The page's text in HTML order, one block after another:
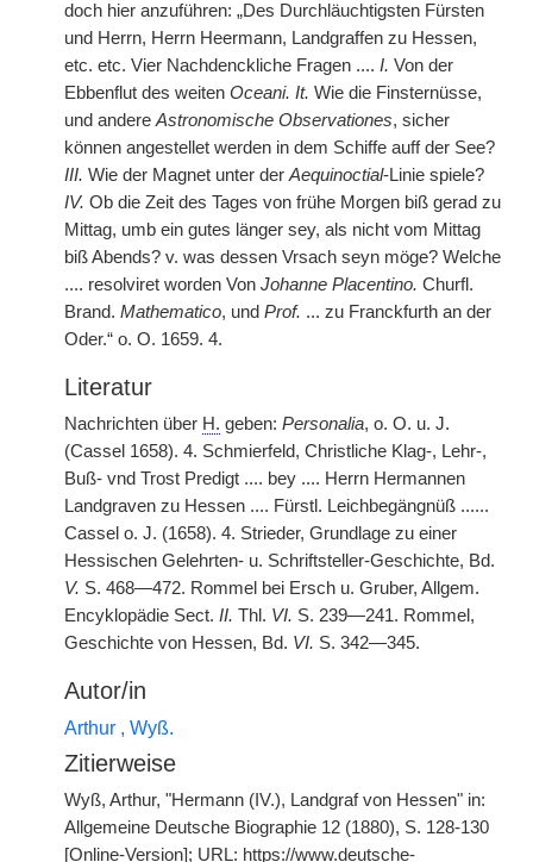
doch hier anzuführen: „Des Durchläuchtigsten Fürsten
und Herrn, Herrn Heermann, Landgraffen zu Hessen,
etc. etc. Vier Nachdenckliche Fragen .... I. Von der
Ebbenflut des weiten Oceani. It. Wie die Finsternüsse,
und andere Astronomische Observationes, sicher
können angestellet werden in dem Schiffe auff der See?
III. Wie der Magnet unter der Aequinoctial-Linie spiele?
IV. Ob die Zeit des Tages von frühe Morgen biß gerad zu
Mittag, umb ein gutes länger sey, als nicht vom Mittag
biß Abends? v. was dessen Vrsach seyn möge? Welche
.... resolviret worden Von Johanne Placentino. Churfl.
Brand. Mathematico, und Prof. ... zu Franckfurth an der
Oder.“ o. O. 1659. 4.
Literatur
Nachrichten über H. geben: Personalia, o. O. u. J.
(Cassel 1658). 4. Schmierfeld, Christliche Klag-, Lehr-,
Buß- vnd Trost Predigt .... bey .... Herrn Hermannen
Landgraven zu Hessen .... Fürstl. Leichbegängnüß ......
Cassel o. J. (1658). 4. Strieder, Grundlage zu einer
Hessischen Gelehrten- u. Schriftsteller-Geschichte, Bd.
V. S. 468—472. Rommel bei Ersch u. Gruber, Allgem.
Encyklopädie Sect. II. Thl. VI. S. 239—241. Rommel,
Geschichte von Hessen, Bd. VI. S. 342—345.
Autor/in
Arthur , Wyß.
Zitierweise
Wyß, Arthur, "Hermann (IV.), Landgraf von Hessen" in:
Allgemeine Deutsche Biographie 12 (1880), S. 128-130
[Online-Version]; URL: https://www.deutsche-